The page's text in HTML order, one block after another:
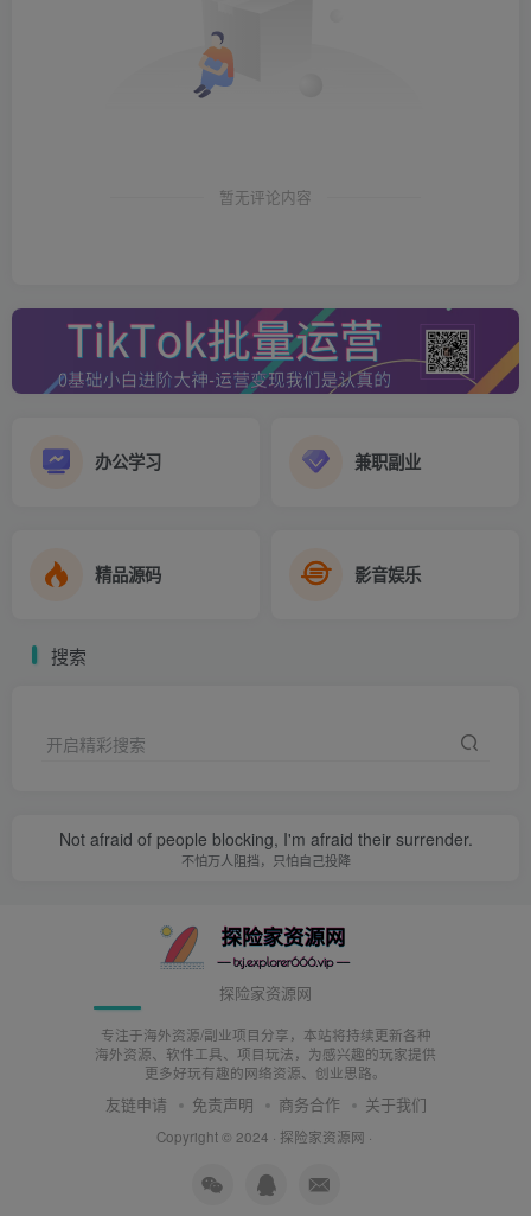
tiktok如何修改账号名称及其他资料
到您的账号。
人资料页面。
新的账号名称。
上的“保存”或“确认”按钮，以保存您的更改。
在个人资料页面：同样在个人资料页面中，您可以修改
编辑资料：点击对应需要修改的部分，例如头像、简介
或链接，然后进行相应的更改。
暂无评论内容
办公学习 兼职副业
精品源码 影音娱乐
搜索
开启精彩搜索
Not afraid of people blocking, I'm afraid their surrender.
不怕万人阻挡，只怕自己投降
探险家资源网
专注于海外资源/副业项目分享，本站将持续更新各种
海外资源、软件工具、项目玩法，为感兴趣的玩家提供
更多好玩有趣的网络资源、创业思路。
友链申请 免责声明 商务合作 关于我们
Copyright © 2024 · 探险家资源网 ·